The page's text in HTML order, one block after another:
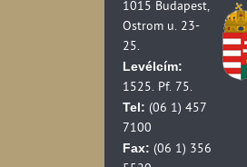
1015 Budapest,
Ostrom u. 23-
25.
Levélcím:
1525. Pf. 75.
Tel: (06 1) 457
7100
Fax: (06 1) 356